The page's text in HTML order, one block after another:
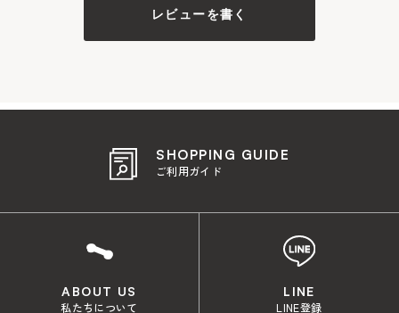
レビューを書く
SHOPPING GUIDE
ご利用ガイド
ABOUT US
私たちについて
LINE
LINE登録